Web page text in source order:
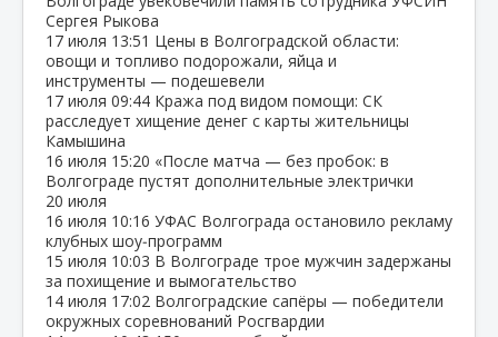
Сергея Рыкова
17 июля 13:51 Цены в Волгоградской области:
овощи и топливо подорожали, яйца и
инструменты — подешевели
17 июля 09:44 Кража под видом помощи: СК
расследует хищение денег с карты жительницы
Камышина
16 июля 15:20 «После матча — без пробок: в
Волгограде пустят дополнительные электрички
20 июля
16 июля 10:16 УФАС Волгограда остановило рекламу
клубных шоу‑программ
15 июля 10:03 В Волгограде трое мужчин задержаны
за похищение и вымогательство
14 июля 17:02 Волгоградские сапёры — победители
окружных соревнований Росгвардии